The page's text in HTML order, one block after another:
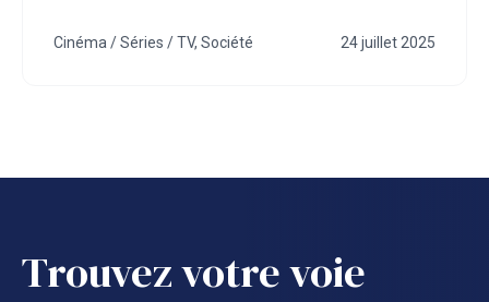
Cinéma / Séries / TV, Société 24 juillet 2025
Trouvez votre voie